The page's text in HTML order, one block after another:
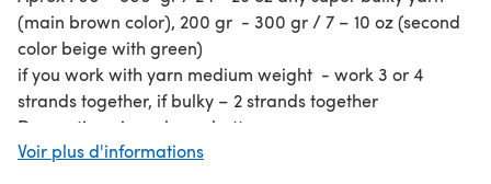
(main brown color), 200 gr - 300 gr / 7 – 10 oz (second
color beige with green)
if you work with yarn medium weight - work 3 or 4
strands together, if bulky – 2 strands together
Decorative pin or large button
Gauge:
Voir plus d'informations